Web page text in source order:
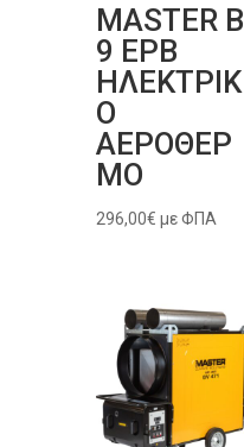
MASTER B
9 EPB
ΗΛΕΚΤΡΙΚ
Ο
ΑΕΡΟΘΕΡ
ΜΟ
296,00€ με ΦΠΑ